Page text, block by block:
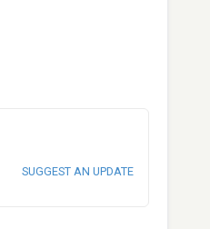
SUGGEST AN UPDATE